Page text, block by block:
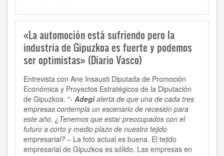
«La automoción está sufriendo pero la
industria de Gipuzkoa es fuerte y podemos
ser optimistas» (Diario Vasco)
Entrevista con Ane Insausti Diputada de Promoción
Económica y Proyectos Estratégicos de la Diputación
de Gipuzkoa. "- Adegialerta de que una de cada tres
empresas contempla un escenario de recesión para
este año. ¿Tenemos que estar preocupados con el
futuro a corto y medio plazo de nuestro tejido
empresarial? – La foto actual es buena. El tejido
empresarial de Gipuzkoa es sólido. Las empresas en